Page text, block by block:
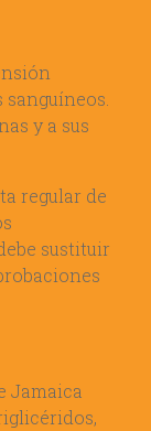
y a sus
regular de
sustituir
Jamaica